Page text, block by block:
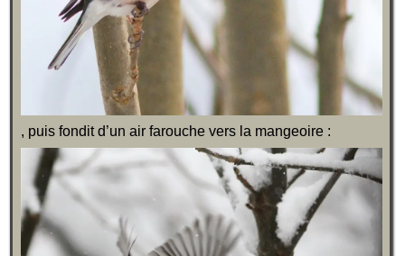
, puis fondit d’un air farouche vers la mangeoire :